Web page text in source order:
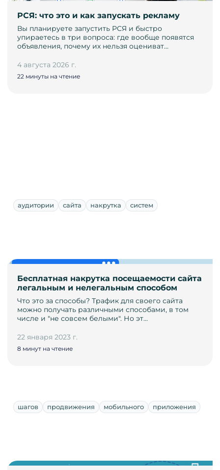
РСЯ: что это и как запускать рекламу
Вы планируете запустить РСЯ и быстро
упираетесь в три вопроса: где вообще появятся
объявления, почему их нельзя оцениват…
4 августа 2026 г.
22 минуты на чтение
аудитории сайта накрутка систем
Бесплатная накрутка посещаемости сайта
легальным и нелегальным способом
Что это за способы? Трафик для своего сайта
можно получать различными способами, в том
числе и "не совсем белыми". Но эт…
22 января 2023 г.
8 минут на чтение
шагов продвижения мобильного приложения